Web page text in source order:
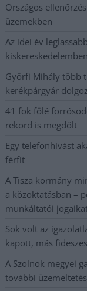
Országos
üzemekben
Az idei év
kiskereskedelemben
Györfi Mihály több
kerékpárgyár
41 fok fölé
rekord is megdőlt
Egy telefonhívást
férfit
A Tisza kormány
a közoktatásban –
munkáltatói
Sok volt az
kapott, más
A Szolnok megyei
további